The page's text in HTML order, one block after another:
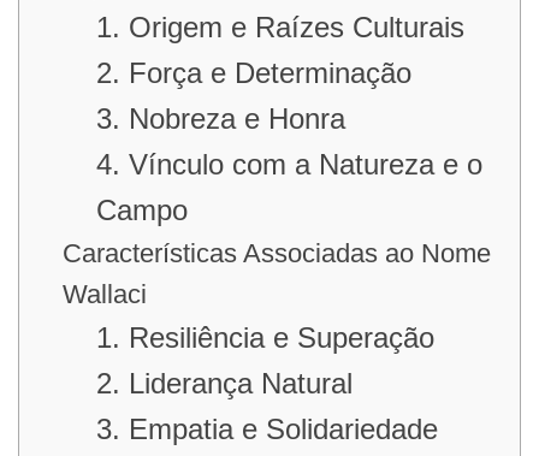
1. Origem e Raízes Culturais
2. Força e Determinação
3. Nobreza e Honra
4. Vínculo com a Natureza e o
Campo
Características Associadas ao Nome
Wallaci
1. Resiliência e Superação
2. Liderança Natural
3. Empatia e Solidariedade